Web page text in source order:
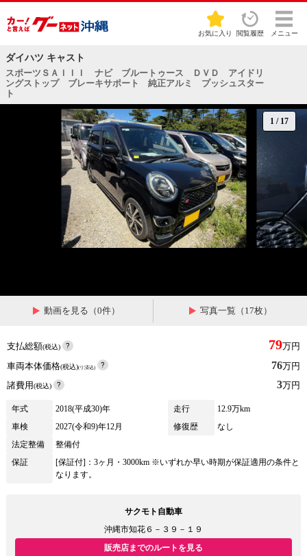
お気に入り 閲覧履歴 メニュー
ダイハツ キャスト
スポーツＳＡＩＩＩ ナビ ブルートゥース ＤＶＤ アイドリ
ングストップ ブレーキサポート 純正アルミ プッシュスター
ト
1 / 17
動画を見る（0件） 写真一覧（17枚）
支払総額(税込) 79万円
車両本体価格(税込)(リ済込) 76万円
諸費用(税込) 3万円
年式 2018(平成30)年 走行
12.9万km
車検
2027(令和9)年12月 修復歴
なし
法定整備
整備付
保証
[保証付]：3ヶ月・3000km ※いずれか早い時期が保証適用の条件と
なります。
サクモト自動車
沖縄市知花６－３９－１９
販売店までのルートを見る